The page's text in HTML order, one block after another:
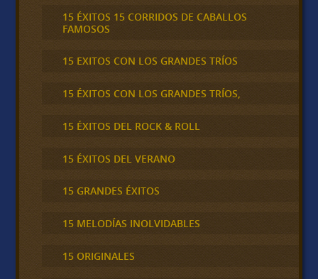
15 ÉXITOS 15 CORRIDOS DE CABALLOS
FAMOSOS
15 EXITOS CON LOS GRANDES TRÍOS
15 ÉXITOS CON LOS GRANDES TRÍOS,
15 ÉXITOS DEL ROCK & ROLL
15 ÉXITOS DEL VERANO
15 GRANDES ÉXITOS
15 MELODÍAS INOLVIDABLES
15 ORIGINALES